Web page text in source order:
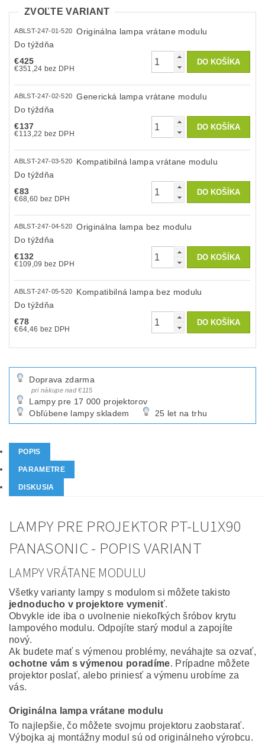
ZVOĽTE VARIANT
ABLST-247-01-520
Originálna lampa vrátane modulu
Do týždňa
€425
€351,24 bez DPH
ABLST-247-02-520
Generická lampa vrátane modulu
Do týždňa
€137
€113,22 bez DPH
ABLST-247-03-520
Kompatibilná lampa vrátane modulu
Do týždňa
€83
€68,60 bez DPH
ABLST-247-04-520
Originálna lampa bez modulu
Do týždňa
€132
€109,09 bez DPH
ABLST-247-05-520
Kompatibilná lampa bez modulu
Do týždňa
€78
€64,46 bez DPH
Doprava zdarma
pri nákupe nad €115
Lampy pre 17 000 projektorov
Obľúbene lampy skladem
25 let na trhu
POPIS
PARAMETRE
DISKUSIA
LAMPY PRE PROJEKTOR PT-LU1X90
PANASONIC - POPIS VARIANT
LAMPY VRÁTANE MODULU
Všetky varianty lampy s modulom si môžete takisto
jednoducho v projektore vymeniť.
Obvykle ide iba o uvolnenie niekoľkých šróbov krytu
lampového modulu. Odpojíte starý modul a zapojíte
nový.
Ak budete mať s výmenou problémy, neváhajte sa ozvať,
ochotne vám s výmenou poradíme. Prípadne môžete
projektor poslať, alebo priniesť a výmenu urobíme za
vás.
Originálna lampa vrátane modulu
To najlepšie, čo môžete svojmu projektoru zaobstarať.
Výbojka aj montážny modul sú od originálneho výrobcu.